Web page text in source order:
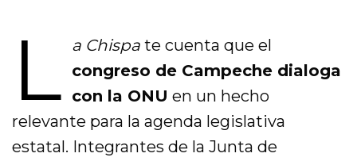
L a Chispate cuenta que el
congreso de Campeche dialoga
con la ONU en un hecho
relevante para la agenda legislativa
estatal. Integrantes de la Junta de